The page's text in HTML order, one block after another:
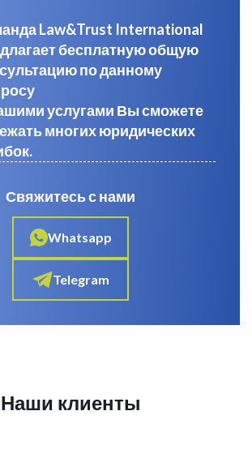
Law&Trust International
бесплатную общую
по данному
услугами Вы сможете
многих юридических
Свяжитесь с нами
Whatsapp
Telegram
Наши клиенты